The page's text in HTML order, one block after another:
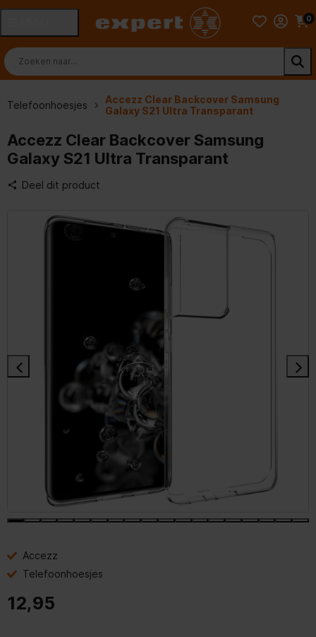
0
Telefoonhoesjes
Accezz Clear Backcover Samsung
Galaxy S21 Ultra Transparant
Accezz Clear Backcover Samsung
Galaxy S21 Ultra Transparant
Deel dit product
Accezz
Telefoonhoesjes
12,95